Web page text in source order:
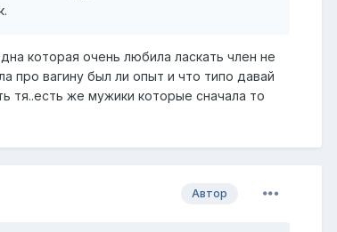
которая очень любила ласкать член не
про вагину был ли опыт и что типо давай
тя..есть же мужики которые сначала то
Автор